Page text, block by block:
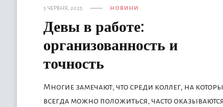
5 ЧЕРВНЯ, 2025 НОВИНИ
Девы в работе:
организованность и
точность
Многие замечают, что среди коллег, на
всегда можно положиться, часто оказываются